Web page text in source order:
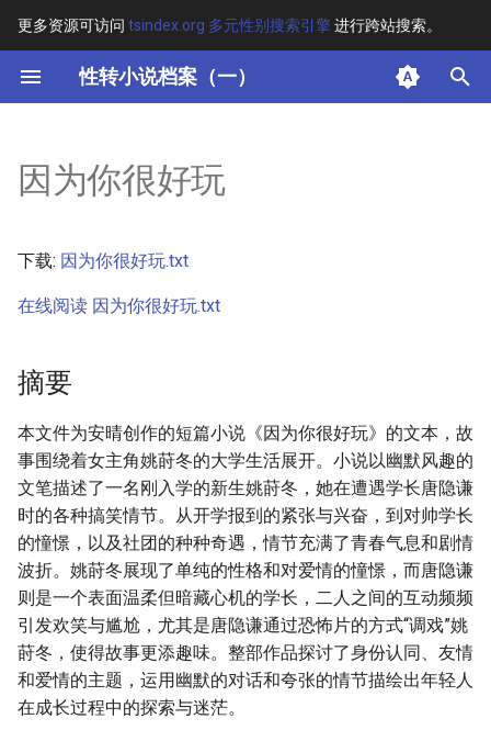
更多资源可访问 tsindex.org 多元性别搜索引擎进行跨站搜索。
性转小说档案（一）
键
开
搜
索
其他信息 [Processed Page
因为你很好玩
下载: 因为你很好玩.txt
在线阅读 因为你很好玩.txt
摘要
本文件为安晴创作的短篇小说《因为你很好玩》的文本，故
事围绕着女主角姚莳冬的大学生活展开。小说以幽默风趣的
文笔描述了一名刚入学的新生姚莳冬，她在遭遇学长唐隐谦
时的各种搞笑情节。从开学报到的紧张与兴奋，到对帅学长
的憧憬，以及社团的种种奇遇，情节充满了青春气息和剧情
波折。姚莳冬展现了单纯的性格和对爱情的憧憬，而唐隐谦
则是一个表面温柔但暗藏心机的学长，二人之间的互动频频
引发欢笑与尴尬，尤其是唐隐谦通过恐怖片的方式“调戏”姚
莳冬，使得故事更添趣味。整部作品探讨了身份认同、友情
和爱情的主题，运用幽默的对话和夸张的情节描绘出年轻人
在成长过程中的探索与迷茫。